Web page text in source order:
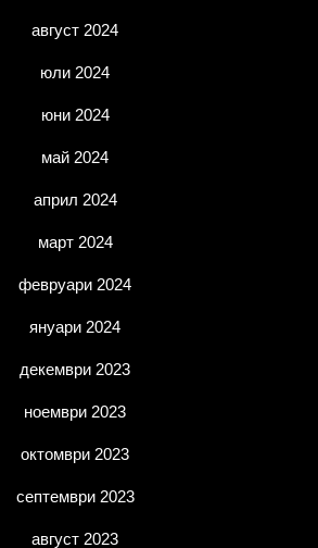
август 2024
юли 2024
юни 2024
май 2024
април 2024
март 2024
февруари 2024
януари 2024
декември 2023
ноември 2023
октомври 2023
септември 2023
август 2023